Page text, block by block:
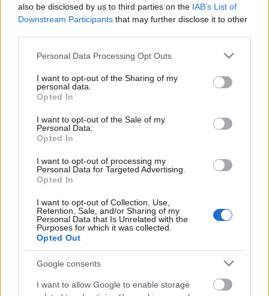
also be disclosed by us to third parties on the IAB’s List of
Downstream Participants that may further disclose it to other
Please note that this website/app uses one or more Google
not limited to your visit or usage behaviour. You may click to
grant or deny consent to Google and its third-party tags to
use your data for below specified purposes in below Google
consent section.
Personal Data Processing Opt Outs
I want to opt-out of the Sharing of my
personal data.
Opted In
I want to opt-out of the Sale of my
Personal Data.
Opted In
I want to opt-out of processing my
Personal Data for Targeted Advertising.
Opted In
I want to opt-out of Collection, Use,
Retention, Sale, and/or Sharing of my
Personal Data that Is Unrelated with the
Purposes for which it was collected.
Opted Out
Google consents
I want to allow Google to enable storage
podcastepizódjai minden fontosabb podcast
likációban elérhetőek, de a
iTuneson is fel lehet ránk iratkozni. (Ugyanitt
köszönettel várjuk a szöveges értékeléseket.) A podcast
saját Facebook-oldala
ideig innen
le is tölthető.
Címkék:podcast új napóleon fincher ridley scott
friedkin